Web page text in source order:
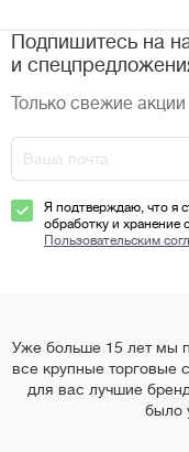
Подпишитесь на
и
Только свежие акции
Я подтверждаю, что я
обработку и хранение
Пользовательским
Уже больше 15 лет мы
все крупные торговые
для вас лучшие
было